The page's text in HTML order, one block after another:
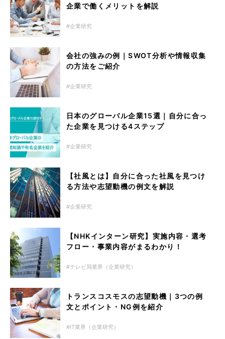
企業で働くメリットを解説
企業研究
会社の強みの例｜SWOT分析や情報収集
の方法をご紹介
企業研究
日本のグローバル企業15選｜自分に合っ
た企業を見つける4ステップ
企業研究
【社風とは】自分に合った社風を見つけ
る方法や志望動機の例文を解説
企業研究
【NHKインターン研究】実施内容・選考
フロー・事業内容がまるわかり！
テレビ局業界（企業研究）
トランスコスモスの志望動機｜3つの例
文とポイント・NG例を紹介
IT業界（企業研究）